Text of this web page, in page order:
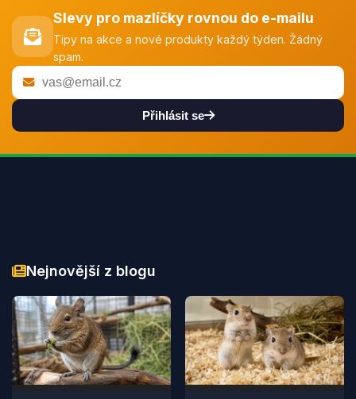
Slevy pro mazlíčky rovnou do e-mailu
Tipy na akce a nové produkty každý týden. Žádný
spam.
Přihlásit se
Nejnovější z blogu